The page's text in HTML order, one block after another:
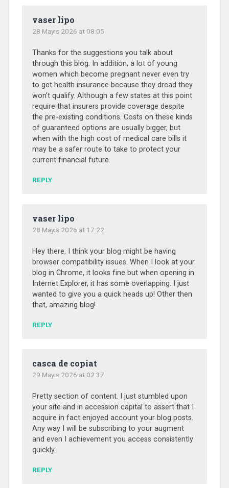
vaser lipo
28 Mayıs 2026 at 08:05
Thanks for the suggestions you talk about
through this blog. In addition, a lot of young
women which become pregnant never even try
to get health insurance because they dread they
won’t qualify. Although a few states at this point
require that insurers provide coverage despite
the pre-existing conditions. Costs on these kinds
of guaranteed options are usually bigger, but
when with the high cost of medical care bills it
may be a safer route to take to protect your
current financial future.
REPLY
vaser lipo
28 Mayıs 2026 at 17:22
Hey there, I think your blog might be having
browser compatibility issues. When I look at your
blog in Chrome, it looks fine but when opening in
Internet Explorer, it has some overlapping. I just
wanted to give you a quick heads up! Other then
that, amazing blog!
REPLY
casca de copiat
29 Mayıs 2026 at 02:37
Pretty section of content. I just stumbled upon
your site and in accession capital to assert that I
acquire in fact enjoyed account your blog posts.
Any way I will be subscribing to your augment
and even I achievement you access consistently
quickly.
REPLY